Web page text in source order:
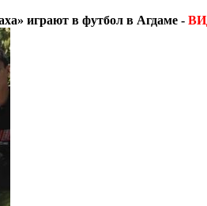
играют в футбол в Агдаме -